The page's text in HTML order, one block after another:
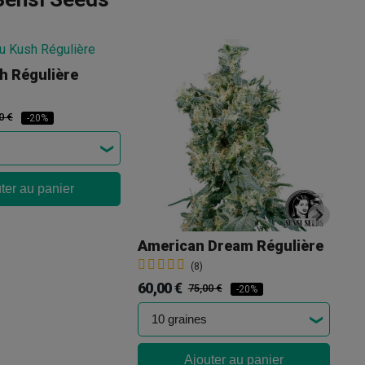
Régulière
€ -20%
au panier
American Dream Régulière
(8)
60,00 € 75,00 € -20%
Ajouter au panier